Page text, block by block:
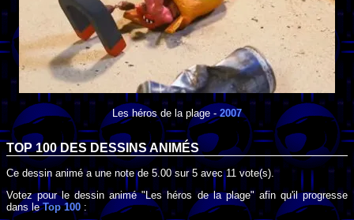
Les héros de la plage - 2007
TOP 100 DES DESSINS ANIMÉS
Ce dessin animé a une note de 5.00sur5 avec11 vote(s).
Votez pour le dessin animé "Les héros de la plage" afin qu'il progresse
dans leTop 100 :